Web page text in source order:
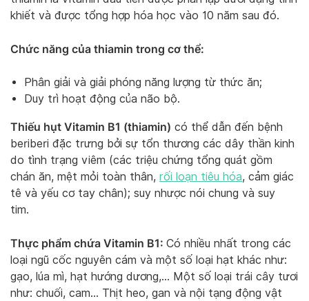
khiết và được tổng hợp hóa học vào 10 năm sau đó.
Chức năng của thiamin trong cơ thể:
Phân giải và giải phóng năng lượng từ thức ăn;
Duy trì hoạt động của não bộ.
Thiếu hụt Vitamin B1 (thiamin) có thể dẫn đến bệnh
beriberi đặc trưng bởi sự tổn thương các dây thần kinh
do tình trạng viêm (các triệu chứng tổng quát gồm
chán ăn, mệt mỏi toàn thân, rối loạn tiêu hóa, cảm giác
tê và yếu cơ tay chân); suy nhược nói chung và suy
tim.
Thực phẩm chứa Vitamin B1: Có nhiều nhất trong các
loại ngũ cốc nguyên cám và một số loại hạt khác như:
gạo, lúa mì, hạt hướng dương,… Một số loại trái cây tươi
như: chuối, cam… Thịt heo, gan và nội tạng động vật